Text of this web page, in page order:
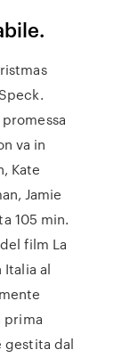
va in
Kate
Jamie
105 min.
film La
al
prima
gestita dal